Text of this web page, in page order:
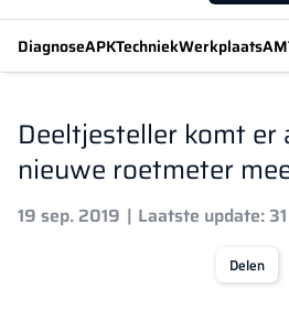
DiagnoseAPKTechniekWerkplaats
Deeltjesteller komt er
nieuwe roetmeter
19 sep. 2019 Laatste update:
Delen